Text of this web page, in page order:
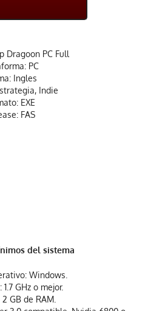
Dragoon PC Full
PC
Ingles
Indie
EXE
FAS
del sistema
Windows.
GHz o mejor.
GB de RAM.